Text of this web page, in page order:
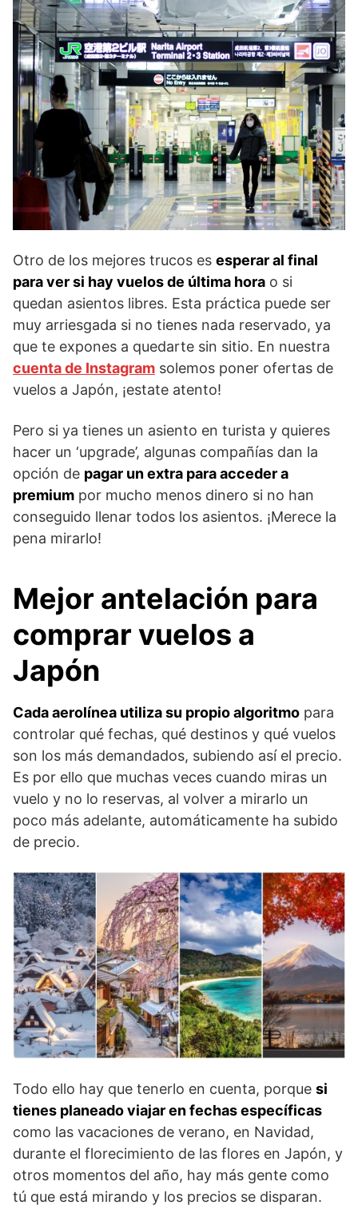
Otro de los mejores trucos es esperar al final
para ver si hay vuelos de última hora o si
quedan asientos libres. Esta práctica puede ser
muy arriesgada si no tienes nada reservado, ya
que te expones a quedarte sin sitio. En nuestra
cuenta de Instagram solemos poner ofertas de
vuelos a Japón, ¡estate atento!
Pero si ya tienes un asiento en turista y quieres
hacer un ‘upgrade’, algunas compañías dan la
opción de pagar un extra para acceder a
premium por mucho menos dinero si no han
conseguido llenar todos los asientos. ¡Merece la
pena mirarlo!
Mejor antelación para
comprar vuelos a
Japón
Cada aerolínea utiliza su propio algoritmo para
controlar qué fechas, qué destinos y qué vuelos
son los más demandados, subiendo así el precio.
Es por ello que muchas veces cuando miras un
vuelo y no lo reservas, al volver a mirarlo un
poco más adelante, automáticamente ha subido
de precio.
Todo ello hay que tenerlo en cuenta, porque si
tienes planeado viajar en fechas específicas
como las vacaciones de verano, en Navidad,
durante el florecimiento de las flores en Japón, y
otros momentos del año, hay más gente como
tú que está mirando y los precios se disparan.